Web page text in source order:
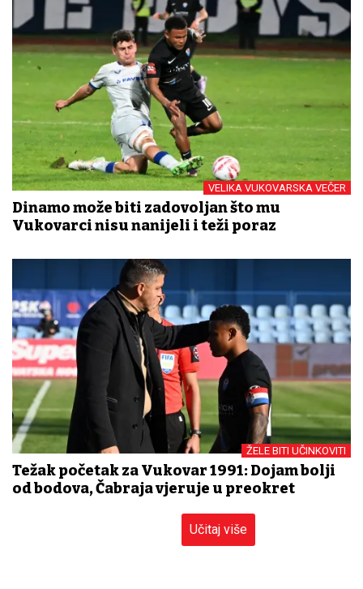
VELIKA VUKOVARSKA VEČER
Dinamo može biti zadovoljan što mu
Vukovarci nisu nanijeli i teži poraz
ŽELE BITI UČINKOVITI
Težak početak za Vukovar 1991: Dojam bolji
od bodova, Čabraja vjeruje u preokret
Učitaj više